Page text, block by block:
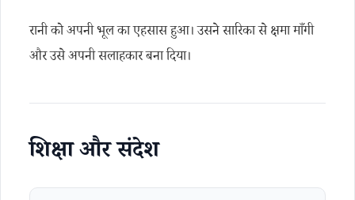
रानी को अपनी भूल का एहसास हुआ। उसने सारिका से क्षमा माँगी
और उसे अपनी सलाहकार बना दिया।
शिक्षा और संदेश